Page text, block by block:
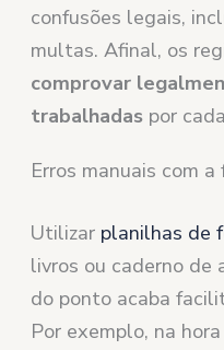
confusões legais,
multas. Afinal, os
comprovar
trabalhadas por
Erros manuais com
Utilizar planilhas de
livros ou caderno de
do ponto acaba
Por exemplo, na